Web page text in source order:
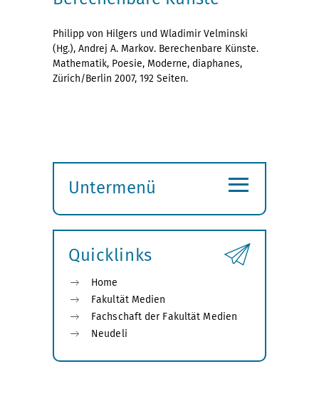
Philipp von Hilgers und Wladimir Velminski
(Hg.), Andrej A. Markov. Berechenbare Künste.
Mathematik, Poesie, Moderne, diaphanes,
Zürich/Berlin 2007, 192 Seiten.
Untermenü
öffnen
≡
Quicklinks
Home
Fakultät Medien
Fachschaft der Fakultät Medien
Neudeli